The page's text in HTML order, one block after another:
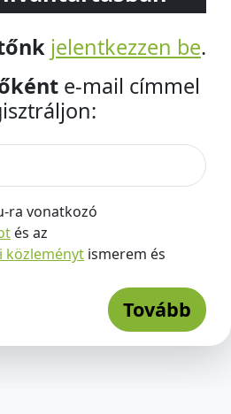
jelentkezzen be.
e-mail címmel
ra vonatkozó
és az
közleményt ismerem és
Tovább